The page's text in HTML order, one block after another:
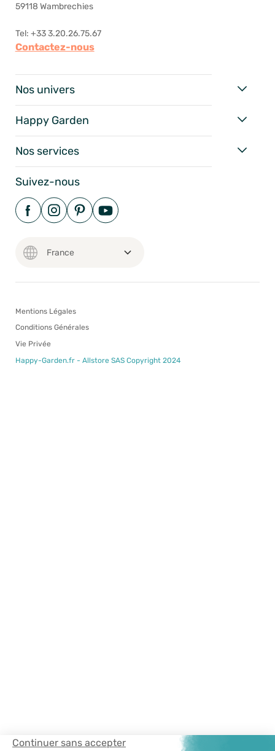
Continuer sans accepter
59118 Wambrechies
Tel: +33 3.20.26.75.67
Contactez-nous
Nos univers
Happy Garden
Nos services
Suivez-nous
Mentions Légales
Conditions Générales
Vie Privée
Happy-Garden.fr - Allstore SAS Copyright 2024